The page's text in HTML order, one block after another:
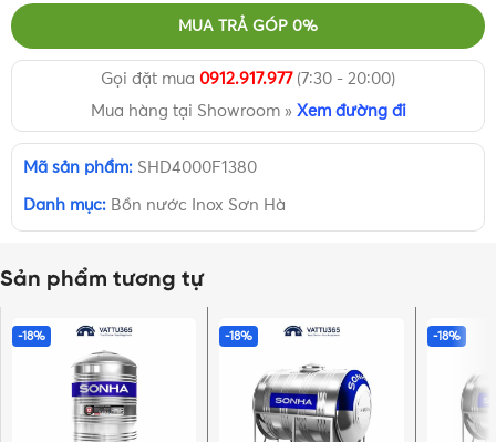
MUA TRẢ GÓP 0%
Gọi đặt mua 0912.917.977(7:30 - 20:00)
Mua hàng tại Showroom » Xem đường đi
Mã sản phẩm: SHD4000F1380
Danh mục: Bồn nước Inox Sơn Hà
Sản phẩm tương tự
-18% -18% -18%